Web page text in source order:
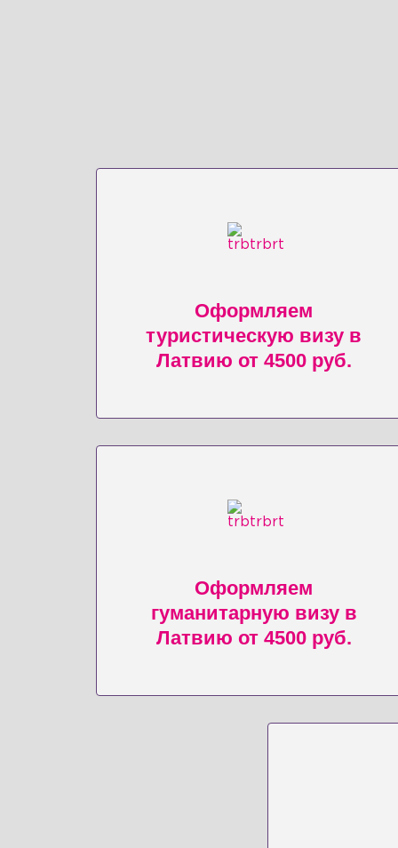
Оформляем
туристическую визу в
Латвию от 4500 руб.
Оформляем
гуманитарную визу в
Латвию от 4500 руб.